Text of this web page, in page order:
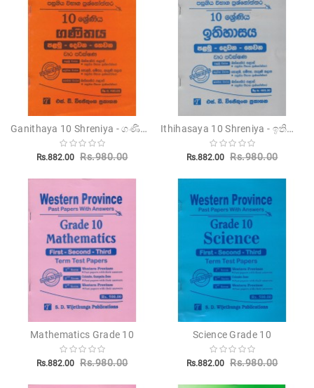
Educational
Publications
Translations
Children's
Miscellanious
Ganithaya 10 Shreniya - ගණිතය 10 ශ්‍රේණිය
Rs.882.00 Rs.980.00
Ithihasaya 10 Shreniya - ඉතිහාසය 10 ශ්‍රේණිය
Rs.882.00 Rs.980.00
Mathematics Grade 10
Rs.882.00 Rs.980.00
Science Grade 10
Rs.882.00 Rs.980.00